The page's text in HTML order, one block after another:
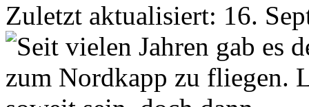
Zuletzt aktualisiert: 16.